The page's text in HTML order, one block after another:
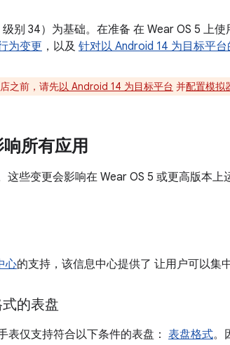
别 34）为基础。在准备 在 Wear OS 5 上
为变更 ，以及 针对以 Android 14 为目标平
之前，请先以 Android 14 为目标平台 并配置模拟
所有应用
这些变更会影响在 Wear OS 5 或更高版本
心的支持，该信息中心提供了 让用户可以集
的表盘
表仅支持符合以下条件的表盘： 表盘格式。